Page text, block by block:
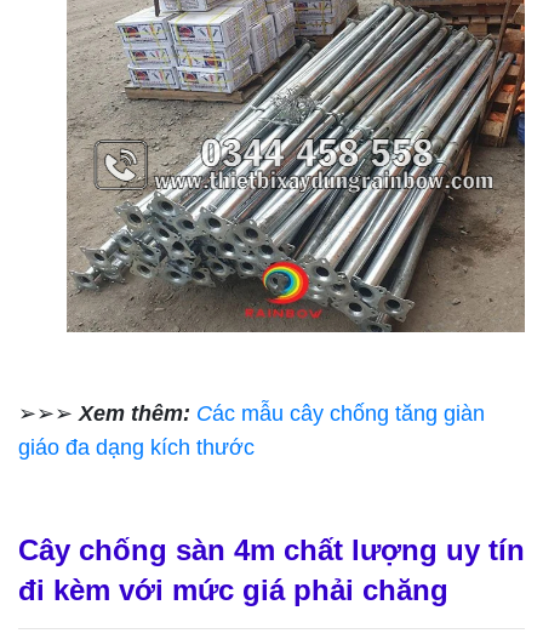
➢➢➢ Xem thêm: Các mẫu cây chống tăng giàn
giáo đa dạng kích thước
Cây chống sàn 4m chất lượng uy tín
đi kèm với mức giá phải chăng